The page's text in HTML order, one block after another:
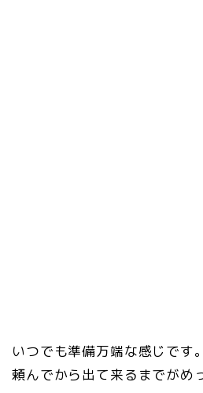
いつでも準備万端な感じです
頼んでから出て来るまでがめ